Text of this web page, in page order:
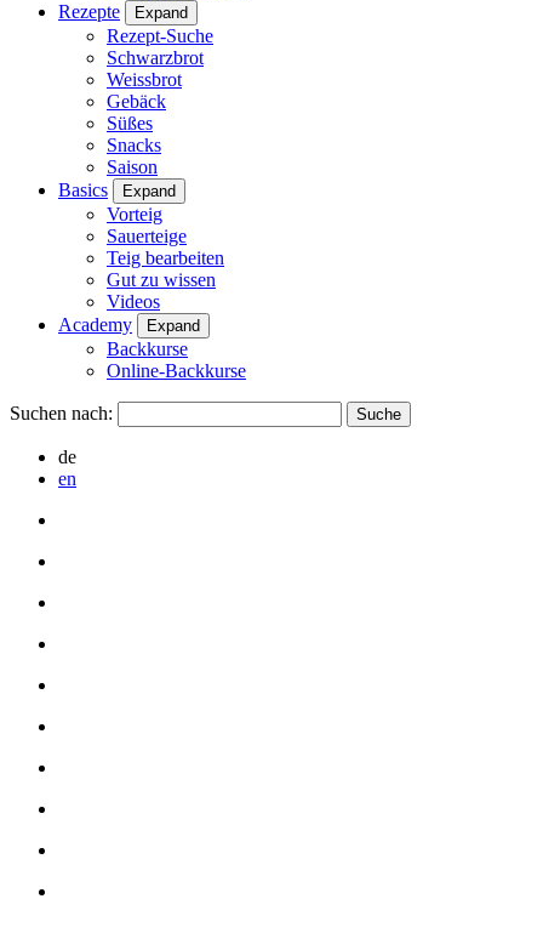
Rezepte
Expand
Rezept-Suche
Schwarzbrot
Weissbrot
Gebäck
Süßes
Snacks
Saison
Basics
Expand
Vorteig
Sauerteige
Teig bearbeiten
Gut zu wissen
Videos
Academy
Expand
Backkurse
Online-Backkurse
Suchen nach:
de
en